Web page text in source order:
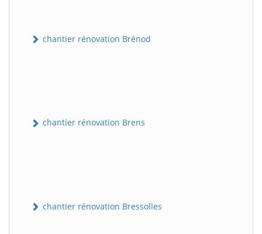
chantier rénovation Brénod
chantier rénovation Brens
chantier rénovation Bressolles